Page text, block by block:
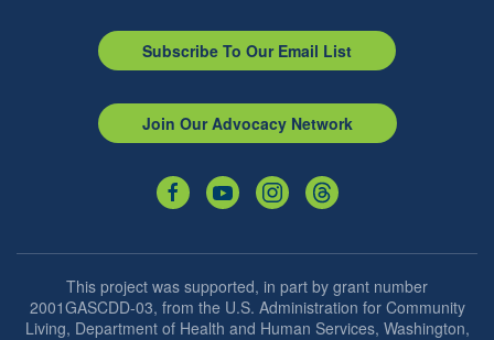
Subscribe To Our Email List
Join Our Advocacy Network
This project was supported, in part by grant number
2001GASCDD-03, from the U.S. Administration for Community
Living, Department of Health and Human Services, Washington,